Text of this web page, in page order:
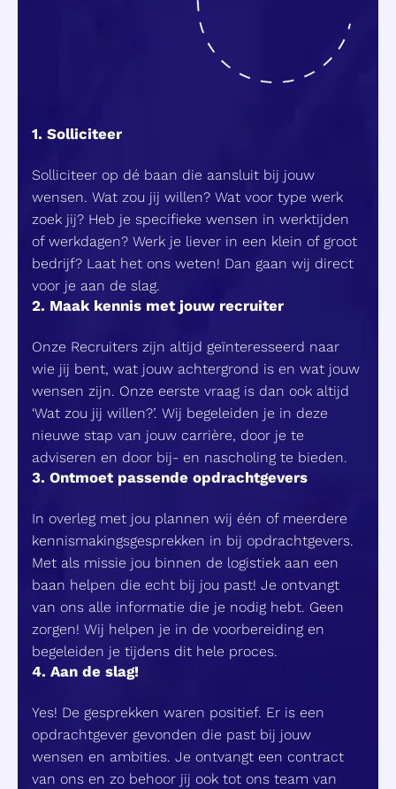
1. Solliciteer
Solliciteer op dé baan die aansluit bij jouw
wensen. Wat zou jij willen? Wat voor type werk
zoek jij? Heb je specifieke wensen in werktijden
of werkdagen? Werk je liever in een klein of groot
bedrijf? Laat het ons weten! Dan gaan wij direct
voor je aan de slag.
2. Maak kennis met jouw recruiter
Onze Recruiters zijn altijd geïnteresseerd naar
wie jij bent, wat jouw achtergrond is en wat jouw
wensen zijn. Onze eerste vraag is dan ook altijd
‘Wat zou jij willen?’. Wij begeleiden je in deze
nieuwe stap van jouw carrière, door je te
adviseren en door bij- en nascholing te bieden.
3. Ontmoet passende opdrachtgevers
In overleg met jou plannen wij één of meerdere
kennismakingsgesprekken in bij opdrachtgevers.
Met als missie jou binnen de logistiek aan een
baan helpen die echt bij jou past! Je ontvangt
van ons alle informatie die je nodig hebt. Geen
zorgen! Wij helpen je in de voorbereiding en
begeleiden je tijdens dit hele proces.
4. Aan de slag!
Yes! De gesprekken waren positief. Er is een
opdrachtgever gevonden die past bij jouw
wensen en ambities. Je ontvangt een contract
van ons en zo behoor jij ook tot ons team van